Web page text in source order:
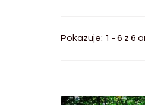
Pokazuje: 1 - 6 z 6